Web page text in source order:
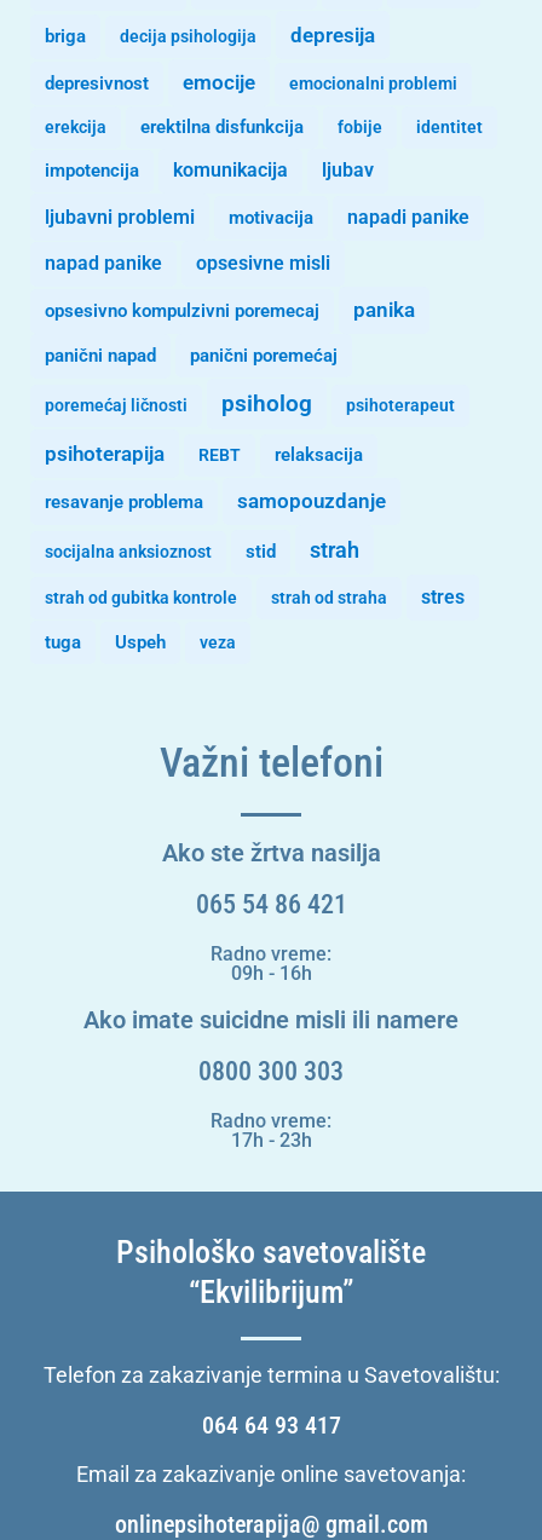
briga decija psihologija depresija
depresivnost emocije emocionalni problemi
erekcija erektilna disfunkcija fobije identitet
impotencija komunikacija ljubav
ljubavni problemi motivacija napadi panike
napad panike opsesivne misli
opsesivno kompulzivni poremecaj panika
panični napad panični poremećaj
poremećaj ličnosti psiholog psihoterapeut
psihoterapija REBT relaksacija
resavanje problema samopouzdanje
socijalna anksioznost stid strah
strah od gubitka kontrole strah od straha stres
tuga Uspeh veza
Važni telefoni
Ako ste žrtva nasilja
065 54 86 421
Radno vreme:
09h - 16h
Ako imate suicidne misli ili namere
0800 300 303
Radno vreme:
17h - 23h
Psihološko savetovalište
“Ekvilibrijum”
Telefon za zakazivanje termina u Savetovalištu:
064 64 93 417
Email za zakazivanje online savetovanja:
onlinepsihoterapija@ gmail.com